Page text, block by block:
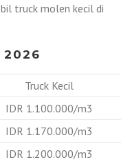
truck molen kecil di
2026
Truck Kecil
IDR 1.100.000/m3
IDR 1.170.000/m3
IDR 1.200.000/m3